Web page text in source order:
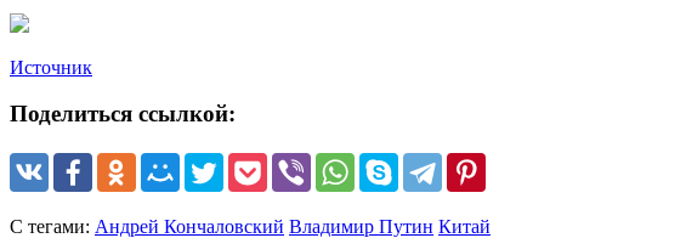
Источник
Поделиться ссылкой:
С тегами: Андрей Кончаловский Владимир Путин Китай